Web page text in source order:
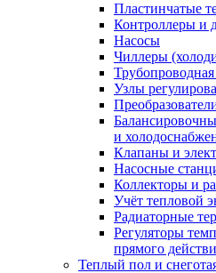
Пластинчатые
Контроллеры и
Насосы
Чиллеры
Трубопроводная
Узлы
и
Клапаны и
Насосные
Коллекторы и
Учёт тепловой
Радиаторные
Регуляторы
прямого
Теплый пол и